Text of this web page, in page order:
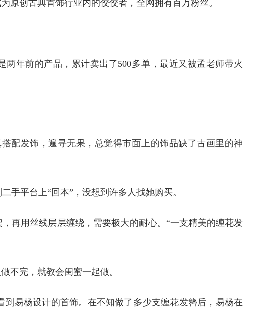
原创古典首饰行业内的佼佼者，全网拥有百万粉丝。
年前的产品，累计卖出了500多单，最近又被孟老师带火
配发饰，遍寻无果，总觉得市面上的饰品缺了古画里的神
手平台上“回本”，没想到许多人找她购买。
再用丝线层层缠绕，需要极大的耐心。“一支精美的缠花发
不完，就教会闺蜜一起做。
易杨设计的首饰。在不知做了多少支缠花发簪后，易杨在